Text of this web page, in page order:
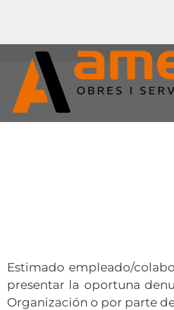
Estimado empleado/
presentar la oportuna
Organización o por parte